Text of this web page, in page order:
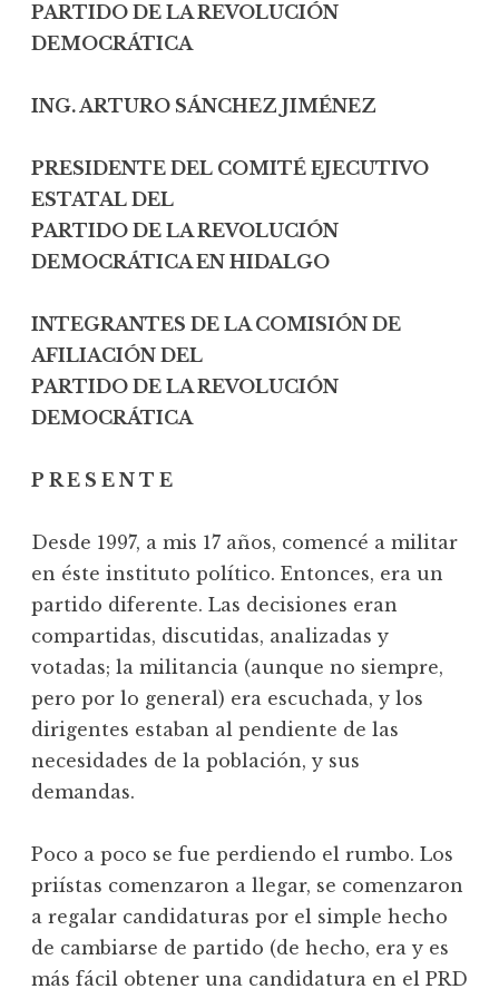
PARTIDO DE LA REVOLUCIÓN
DEMOCRÁTICA
ING. ARTURO SÁNCHEZ JIMÉNEZ
PRESIDENTE DEL COMITÉ EJECUTIVO
ESTATAL DEL
PARTIDO DE LA REVOLUCIÓN
DEMOCRÁTICA EN HIDALGO
INTEGRANTES DE LA COMISIÓN DE
AFILIACIÓN DEL
PARTIDO DE LA REVOLUCIÓN
DEMOCRÁTICA
P R E S E N T E
Desde 1997, a mis 17 años, comencé a militar
en éste instituto político. Entonces, era un
partido diferente. Las decisiones eran
compartidas, discutidas, analizadas y
votadas; la militancia (aunque no siempre,
pero por lo general) era escuchada, y los
dirigentes estaban al pendiente de las
necesidades de la población, y sus
demandas.
Poco a poco se fue perdiendo el rumbo. Los
priístas comenzaron a llegar, se comenzaron
a regalar candidaturas por el simple hecho
de cambiarse de partido (de hecho, era y es
más fácil obtener una candidatura en el PRD